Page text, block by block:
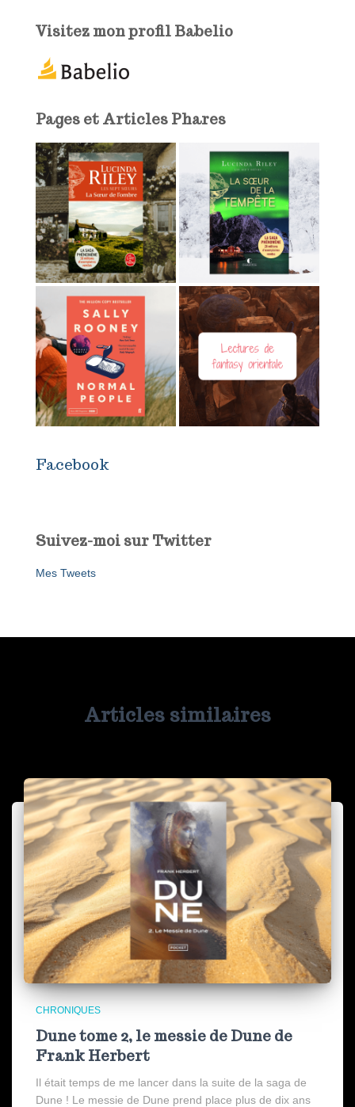
a
Visitez mon profil Babelio
Pages et Articles Phares
Facebook
Suivez-moi sur Twitter
Mes Tweets
Articles similaires
CHRONIQUES
Dune tome 2, le messie de Dune de
Frank Herbert
Il était temps de me lancer dans la suite de la saga de
Dune ! Le messie de Dune prend place plus de dix ans